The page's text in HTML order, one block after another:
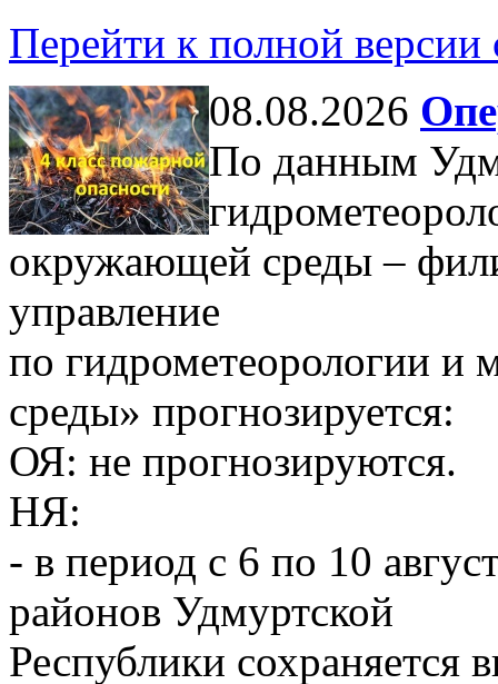
Перейти к полной версии
08.08.2026
По данным
окружающей среды –
управление
по гидрометеорологии
среды» прогнозируется:
ОЯ: не прогнозируются.
НЯ:
- в период с 6 по 10
районов Удмуртской
Республики сохраняется